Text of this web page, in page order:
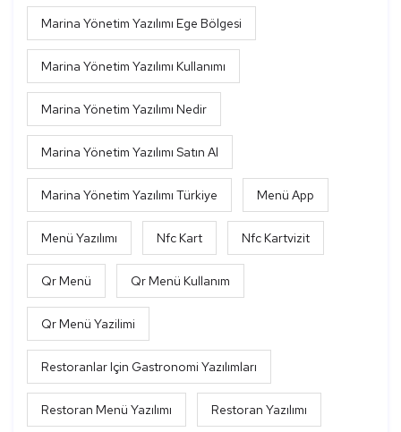
Marina Yönetim Yazılımı Ege Bölgesi
Marina Yönetim Yazılımı Kullanımı
Marina Yönetim Yazılımı Nedir
Marina Yönetim Yazılımı Satın Al
Marina Yönetim Yazılımı Türkiye Menü App
Menü Yazılımı Nfc Kart Nfc Kartvizit
Qr Menü Qr Menü Kullanım
Qr Menü Yazilimi
Restoranlar Için Gastronomi Yazılımları
Restoran Menü Yazılımı Restoran Yazılımı